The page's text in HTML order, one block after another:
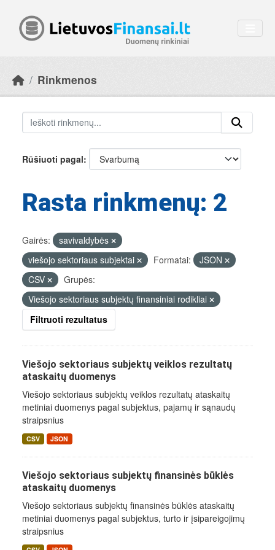
Rinkmenos
Rūšiuoti pagal
Rasta rinkmenų: 2
Gairės:
savivaldybės
viešojo sektoriaus subjektai
Formatai:
JSON
CSV
Grupės:
Viešojo sektoriaus subjektų finansiniai rodikliai
Filtruoti rezultatus
Viešojo sektoriaus subjektų veiklos rezultatų
ataskaitų duomenys
Viešojo sektoriaus subjektų veiklos rezultatų ataskaitų
metiniai duomenys pagal subjektus, pajamų ir sąnaudų
straipsnius
CSV JSON
Viešojo sektoriaus subjektų finansinės būklės
ataskaitų duomenys
Viešojo sektoriaus subjektų finansinės būklės ataskaitų
metiniai duomenys pagal subjektus, turto ir įsipareigojimų
straipsnius